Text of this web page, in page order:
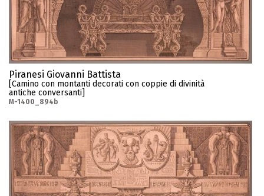
Piranesi Giovanni Battista
[Camino con montanti decorati con coppie di divinità
antiche conversanti]
M-1400_894b